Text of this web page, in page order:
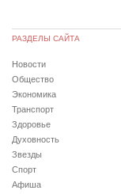
РАЗДЕЛЫ САЙТА
Новости
Общество
Экономика
Транспорт
Здоровье
Духовность
Звезды
Спорт
Афиша